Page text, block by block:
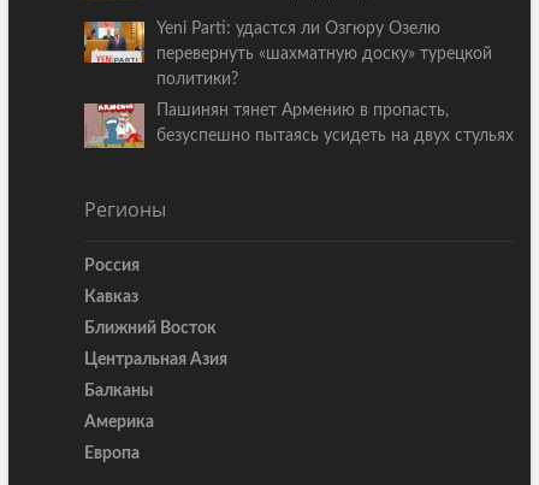
Yeni Parti: удастся ли Озгюру Озелю
перевернуть «шахматную доску» турецкой
политики?
Пашинян тянет Армению в пропасть,
безуспешно пытаясь усидеть на двух стульях
Регионы
Россия
Кавказ
Ближний Восток
Центральная Азия
Балканы
Америка
Европа